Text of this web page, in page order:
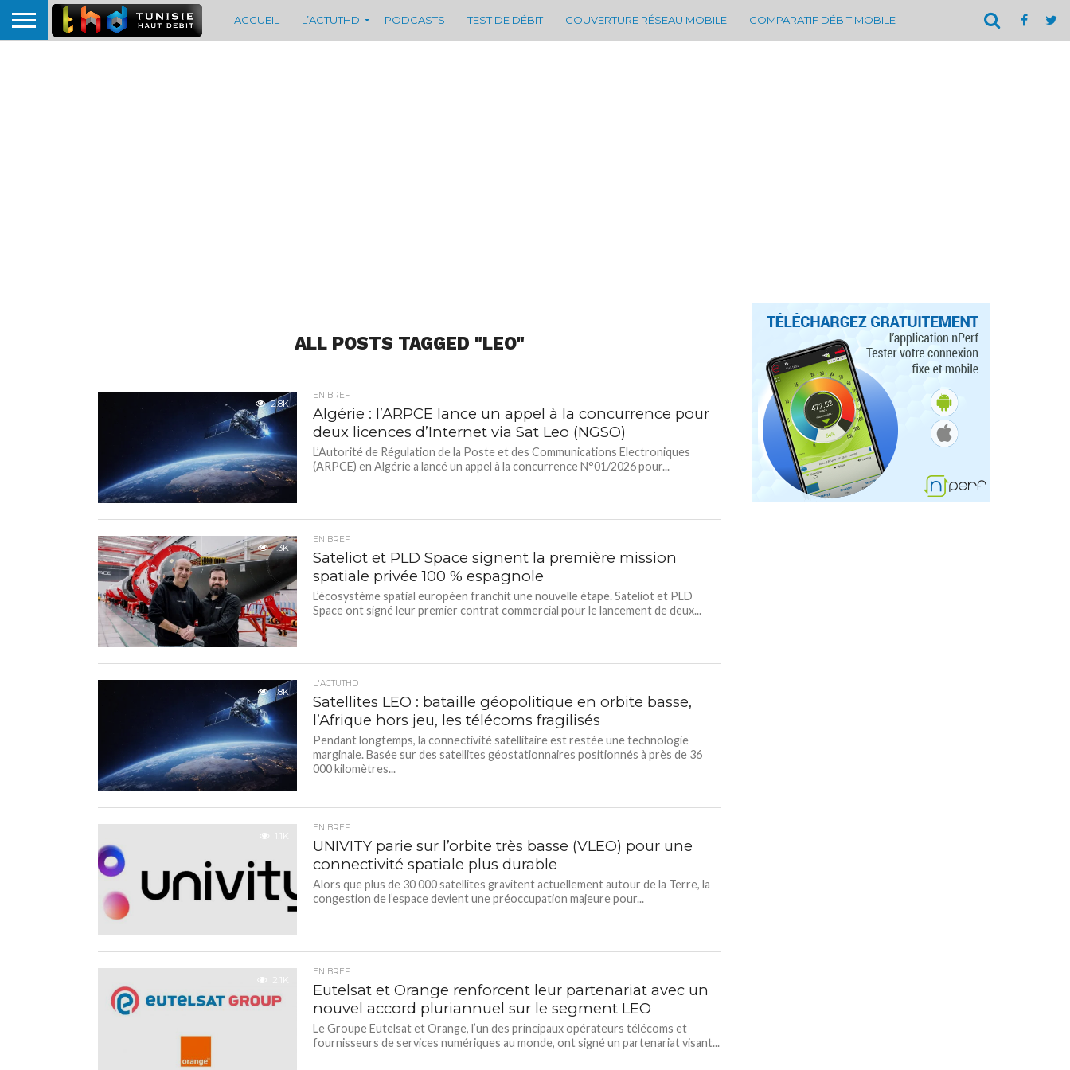
ACCUEIL L’ACTUTHD PODCASTS TEST DE DÉBIT COUVERTURE RÉSEAU MOBILE COMPARATIF DÉBIT MOBILE
ALL POSTS TAGGED "LEO"
2.8K
EN BREF
Algérie : l’ARPCE lance un appel à la concurrence pour
deux licences d’Internet via Sat Leo (NGSO)
L’Autorité de Régulation de la Poste et des Communications Electroniques
(ARPCE) en Algérie a lancé un appel à la concurrence N°01/2026 pour...
1.3K
EN BREF
Sateliot et PLD Space signent la première mission
spatiale privée 100 % espagnole
L’écosystème spatial européen franchit une nouvelle étape. Sateliot et PLD
Space ont signé leur premier contrat commercial pour le lancement de deux...
1.8K
L'ACTUTHD
Satellites LEO : bataille géopolitique en orbite basse,
l’Afrique hors jeu, les télécoms fragilisés
Pendant longtemps, la connectivité satellitaire est restée une technologie
marginale. Basée sur des satellites géostationnaires positionnés à près de 36
000 kilomètres...
1.1K
EN BREF
UNIVITY parie sur l’orbite très basse (VLEO) pour une
connectivité spatiale plus durable
Alors que plus de 30 000 satellites gravitent actuellement autour de la Terre, la
congestion de l’espace devient une préoccupation majeure pour...
2.1K
EN BREF
Eutelsat et Orange renforcent leur partenariat avec un
nouvel accord pluriannuel sur le segment LEO
Le Groupe Eutelsat et Orange, l’un des principaux opérateurs télécoms et
fournisseurs de services numériques au monde, ont signé un partenariat visant...